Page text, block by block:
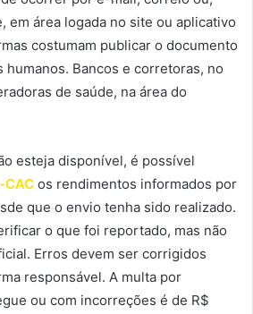
em área logada no site ou aplicativo
costumam publicar o documento
Bancos e corretoras, no
de saúde, na área do
esteja disponível, é possível
CAC os rendimentos informados por
que o envio tenha sido realizado.
o que foi reportado, mas não
Erros devem ser corrigidos
responsável. A multa por
ou com incorreções é de R$